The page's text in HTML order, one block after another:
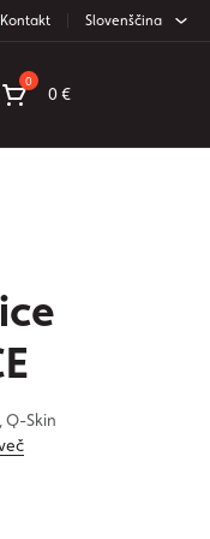
Kontakt Slovenščina
0
0 €
Q-Skin